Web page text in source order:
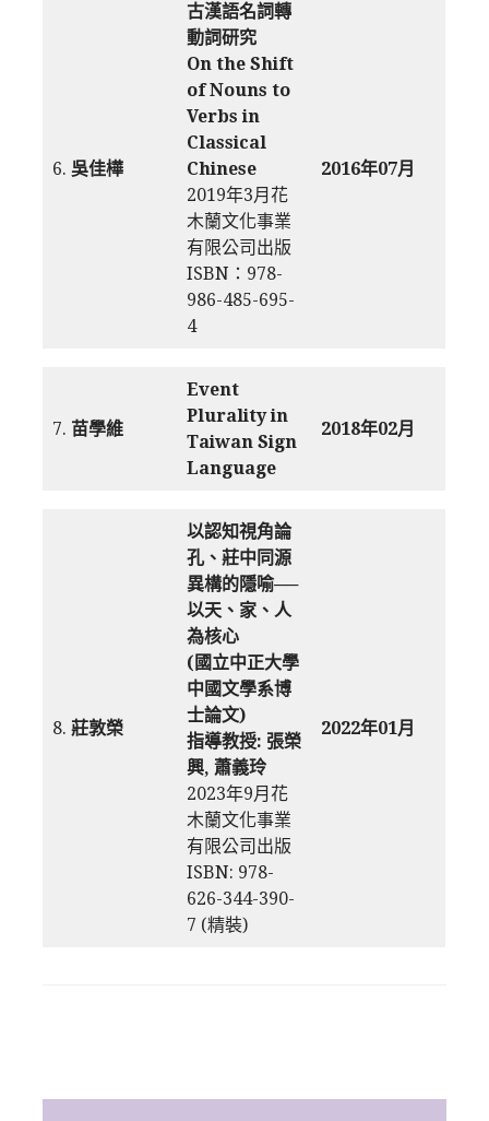
6. 吳佳樺
古漢語名詞轉
動詞研究
On the Shift
of Nouns to
Verbs in
Classical
Chinese
2019年3月花
木蘭文化事業
有限公司出版
ISBN：978-
986-485-695-
4
2016年07月
7. 苗學維
Event
Plurality in
Taiwan Sign
Language
2018年02月
8. 莊敦榮
以認知視角論
孔、莊中同源
異構的隱喻──
以天、家、人
為核心
(國立中正大學
中國文學系博
士論文)
指導教授: 張榮
興, 蕭義玲
2023年9月花
木蘭文化事業
有限公司出版
ISBN: 978-
626-344-390-
7 (精裝)
2022年01月